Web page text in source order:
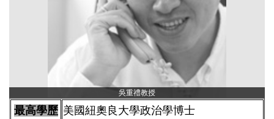
吳重禮教授
最高學歷 美國紐奧良大學政治學博士